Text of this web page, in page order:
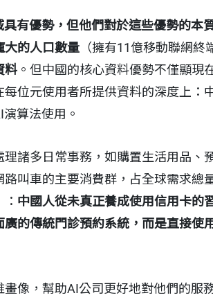
有優勢，但他們對於這些優勢的本
大的人口數量 （擁有11億移動聯網終
料 。但中國的核心資料優勢不僅顯現
位元使用者所提供資料的深度上：
算法使用。
諸多日常事務，如購置生活用品、
叫車的主要消費群，占全球需求總
： 中國人從未真正養成使用信用卡的
的傳統門診預約系統，而是直接使
像，幫助AI公司更好地對他們的服